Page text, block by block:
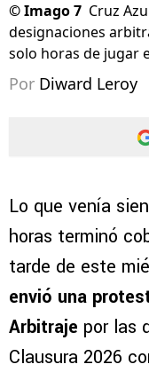
©Imago 7 Cruz
designaciones
solo horas de jugar
Por Diward Leroy
Lo que venía
horas terminó
tarde de este
envió una
Arbitraje por las
Clausura 2026